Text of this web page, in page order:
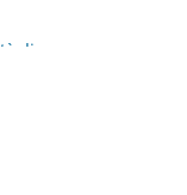
di